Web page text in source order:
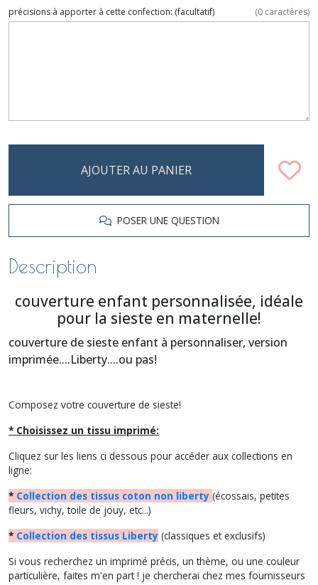
précisions à apporter à cette confection: (facultatif) (0 caractères)
AJOUTER AU PANIER
POSER UNE QUESTION
Description
couverture enfant personnalisée, idéale
pour la sieste en maternelle!
couverture de sieste enfant à personnaliser, version
imprimée....Liberty....ou pas!
Composez votre couverture de sieste!
* Choisissez un tissu imprimé:
Cliquez sur les liens ci dessous pour accéder aux collections en
ligne:
* Collection des tissus coton non liberty (écossais, petites
fleurs, vichy, toile de jouy, etc...)
* Collection des tissus Liberty (classiques et exclusifs)
Si vous recherchez un imprimé précis, un thème, ou une couleur
particulière, faites m'en part ! je chercherai chez mes fournisseurs